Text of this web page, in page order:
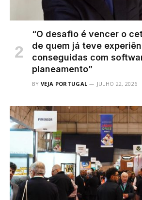
“O desafio é vencer o
de quem já teve
conseguidas com
planeamento”
BY VEJA PORTUGAL JULHO 22, 2026